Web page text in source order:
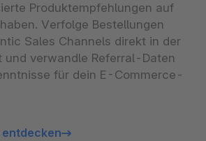
Produktempfehlungen auf
Verfolge Bestellungen
Sales Channels direkt in der
und verwandle Referral-Daten
für dein E-Commerce-